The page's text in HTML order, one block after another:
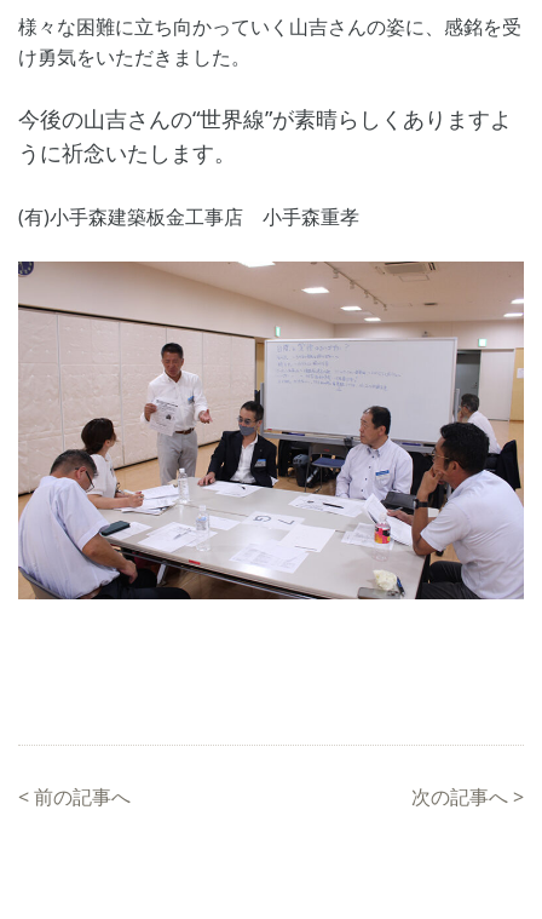
様々な困難に立ち向かっていく山吉さんの姿に、感銘を受
け勇気をいただきました。
今後の山吉さんの“世界線”が素晴らしくありますよ
うに祈念いたします。
(有)小手森建築板金工事店 小手森重孝
<前の記事へ 次の記事へ>